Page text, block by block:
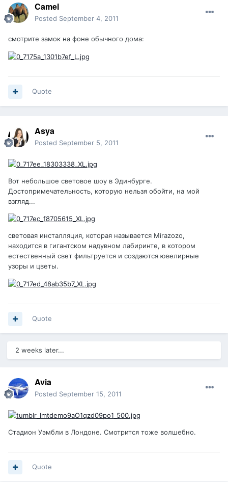
Camel
Posted September 4, 2011
смотрите замок на фоне обычного дома:
Quote
Asya
Posted September 5, 2011
Вот небольшое световое шоу в Эдинбурге.
Достопримечательность, которую нельзя обойти, на мой
взгляд...
световая инсталляция, которая называется Mirazozo,
находится в гигантском надувном лабиринте, в котором
естественный свет фильтруется и создаются ювелирные
узоры и цветы.
Quote
2 weeks later...
Avia
Posted September 15, 2011
Стадион Уэмбли в Лондоне. Смотрится тоже волшебно.
Quote